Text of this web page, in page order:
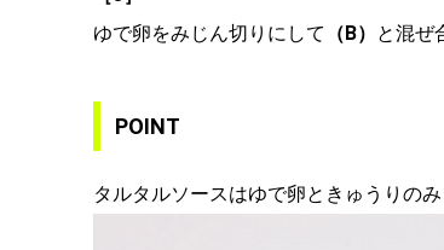
ゆで卵をみじん切りにして
（B） と混ぜ
POINT
タルタルソースはゆで卵ときゅうりの